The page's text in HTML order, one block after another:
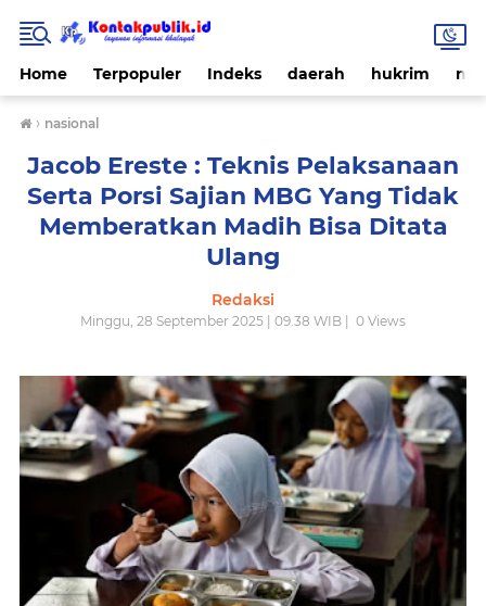
Home Terpopuler Indeks daerah hukrim
› nasional
Jacob Ereste : Teknis Pelaksanaan
Serta Porsi Sajian MBG Yang Tidak
Memberatkan Madih Bisa Ditata
Ulang
Redaksi
Minggu, 28 September 2025 | 09.38 WIB | 0 Views